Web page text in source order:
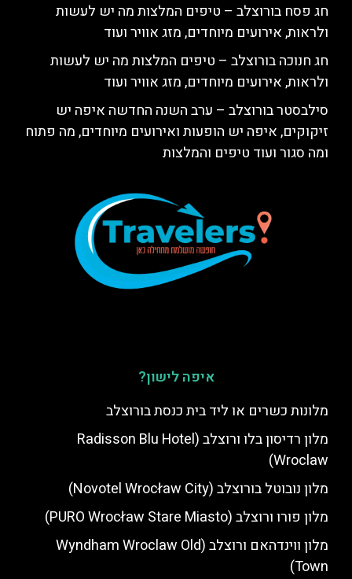
חג פסח בורוצלב – טיפים המלצות מה יש לעשות
ולראות, אירועים מיוחדים, מזג אוויר ועוד
חג חנוכה בורוצלב – טיפים המלצות מה יש לעשות
ולראות, אירועים מיוחדים, מזג אוויר ועוד
סילבסטר בורוצלב – ערב השנה החדשה איפה יש
זיקוקים, איפה יש הופעות ואירועים מיוחדים, מה פתוח
ומה סגור ועוד טיפים והמלצות
איפה לישון?
מלונות כשרים או ליד בית כנסת בורוצלב
מלון רדיסון בלו ורוצלב (Radisson Blu Hotel
Wroclaw)
מלון נובוטל בורוצלב (Novotel Wrocław City)
מלון פורו ורוצלב (PURO Wrocław Stare Miasto)
מלון ווינדהאם ורוצלב (Wyndham Wroclaw Old
Town)